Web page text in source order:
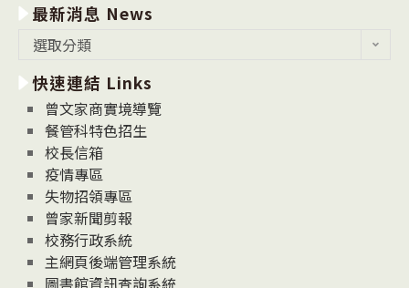
最新消息 News
消
息
News
選取分類
快速連結 Links
曾文家商實境導覽
餐管科特色招生
校長信箱
疫情專區
失物招領專區
曾家新聞剪報
校務行政系統
主網頁後端管理系統